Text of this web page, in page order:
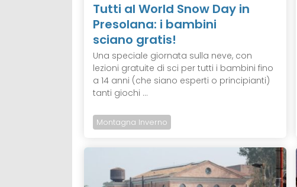
Tutti al World Snow Day in
Presolana: i bambini
sciano gratis!
Una speciale giornata sulla neve, con
lezioni gratuite di sci per tutti i bambini fino
a 14 anni (che siano esperti o principianti)
tanti giochi ...
Montagna Inverno